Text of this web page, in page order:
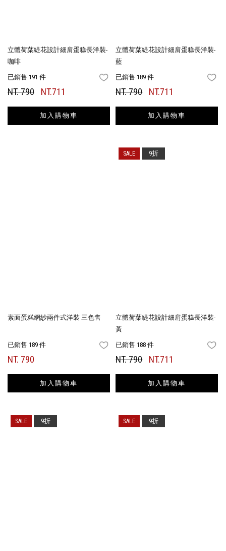
立體荷葉緹花設計細肩蛋糕長洋裝-
咖啡
已銷售 191 件 FAVORITES
NT. 790 NT.711
加入購物車
立體荷葉緹花設計細肩蛋糕長洋裝-
藍
已銷售 189 件
NT. 790 NT.711
加入購物車
素面蛋糕網紗兩件式洋裝 三色售
已銷售 189 件 FAVORITES
NT. 790
加入購物車
立體荷葉緹花設計細肩蛋糕長洋裝-
黃
已銷售 188 件
NT. 790 NT.711
加入購物車
9折
9折 9折